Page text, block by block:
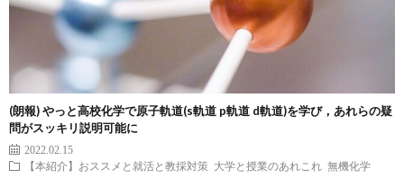
(朗報) やっと高校化学で原子軌道(s軌道 p軌道 d軌道)を学び，あれらの疑
問がスッキリ説明可能に
2022.02.15
【本紹介】おススメと就活と教採対策 大学と授業のあれこれ 無機化学